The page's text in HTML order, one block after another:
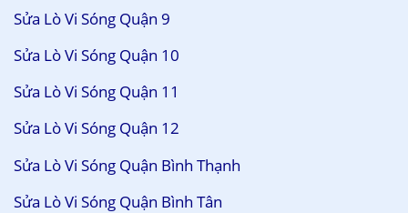
Sửa Lò Vi Sóng Quận 9
Sửa Lò Vi Sóng Quận 10
Sửa Lò Vi Sóng Quận 11
Sửa Lò Vi Sóng Quận 12
Sửa Lò Vi Sóng Quận Bình Thạnh
Sửa Lò Vi Sóng Quận Bình Tân